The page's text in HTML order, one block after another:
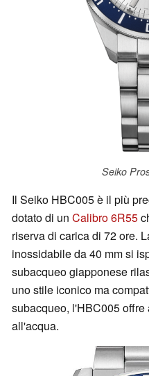
Seiko
Il Seiko HBC005 è il più
dotato di un Calibro 6R55
riserva di carica di 72 ore.
inossidabile da 40 mm si
subacqueo giapponese
uno stile iconico ma
subacqueo, l'HBC005
all'acqua.